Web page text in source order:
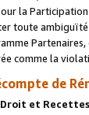
la
toute
comme la
de
et